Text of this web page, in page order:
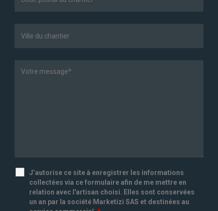
J’autorise ce site à enregistrer les informations
collectées via ce formulaire afin de me mettre en
relation avec l'artisan choisi. Elles sont conservées
un an par la société Marketizi SAS et destinées au